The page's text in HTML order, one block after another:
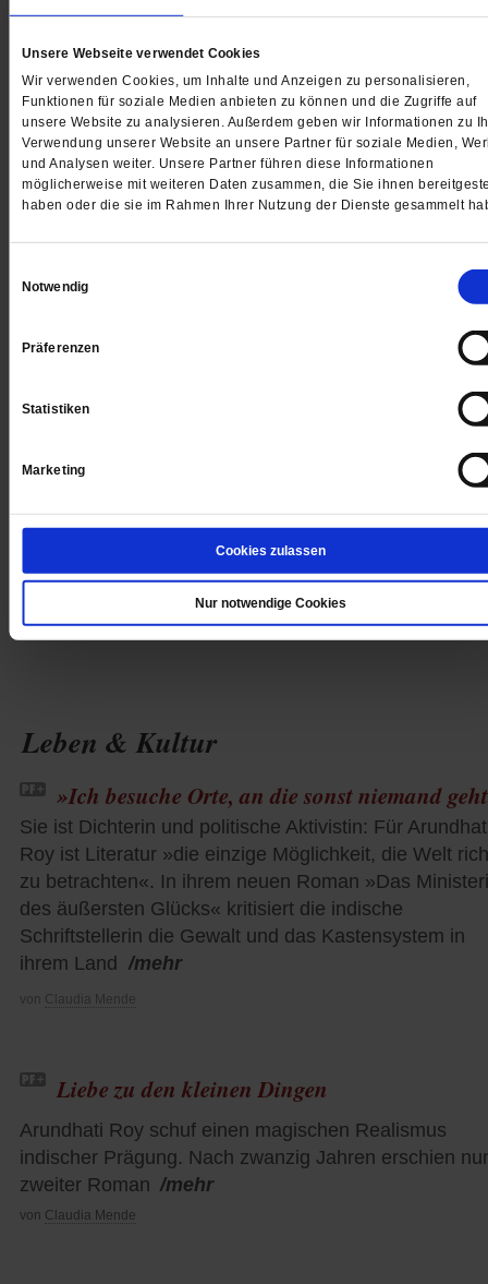
Unsere Webseite verwendet Cookies
Wir verwenden Cookies, um Inhalte und Anzeigen zu personalisieren,
Funktionen für soziale Medien anbieten zu können und die Zugriffe auf
unsere Website zu analysieren. Außerdem geben wir Informationen zu
Verwendung unserer Website an unsere Partner für soziale Medien,
und Analysen weiter. Unsere Partner führen diese Informationen
möglicherweise mit weiteren Daten zusammen, die Sie ihnen
haben oder die sie im Rahmen Ihrer Nutzung der Dienste gesammelt
Notwendig
Präferenzen
Statistiken
Marketing
Cookies zulassen
Nur notwendige Cookies
Glauben & Streiten
Der Streit um Barbies Haar
vonThomas Seiterich
Ravensburger Christen gemeinsam am Tisch
Herrn
Spätes Gedenken
Leben & Kultur
»Ich besuche Orte, an die sonst niemand
Sie ist Dichterin und politische Aktivistin: Für
Roy ist Literatur »die einzige Möglichkeit, die Welt
zu betrachten«. In ihrem neuen Roman »Das
des äußersten Glücks« kritisiert die indische
Schriftstellerin die Gewalt und das Kastensystem in
ihrem Land
/mehr
von Claudia Mende
Liebe zu den kleinen Dingen
Arundhati Roy schuf einen magischen Realismus
indischer Prägung. Nach zwanzig Jahren erschien
zweiter Roman /mehr
von Claudia Mende